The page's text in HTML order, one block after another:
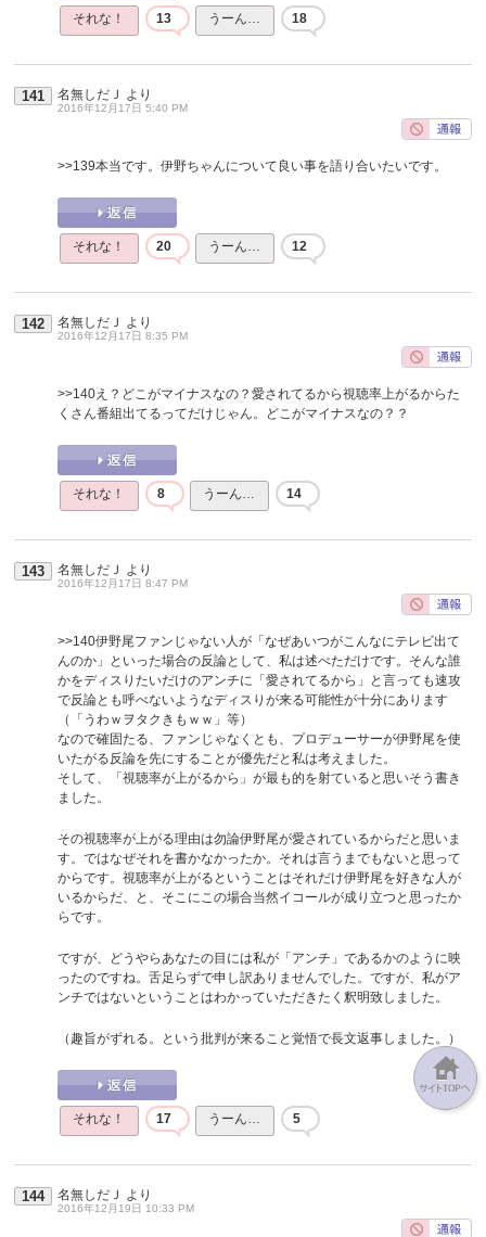
それな！ 13 うーん… 18
141 名無しだＪ より
2016年12月17日 5:40 PM
>>139本当です。伊野ちゃんについて良い事を語り合いたいです。
それな！ 20 うーん… 12
142 名無しだＪ より
2016年12月17日 8:35 PM
>>140え？どこがマイナスなの？愛されてるから視聴率上がるからた
くさん番組出てるってだけじゃん。どこがマイナスなの？？
それな！ 8 うーん… 14
143 名無しだＪ より
2016年12月17日 8:47 PM
>>140伊野尾ファンじゃない人が「なぜあいつがこんなにテレビ出て
んのか」といった場合の反論として、私は述べただけです。そんな誰
かをディスりたいだけのアンチに「愛されてるから」と言っても速攻
で反論とも呼べないようなディスりが来る可能性が十分にあります
（「うわｗヲタクきもｗｗ」等）
なので確固たる、ファンじゃなくとも、プロデューサーが伊野尾を使
いたがる反論を先にすることが優先だと私は考えました。
そして、「視聴率が上がるから」が最も的を射ていると思いそう書き
ました。
その視聴率が上がる理由は勿論伊野尾が愛されているからだと思いま
す。ではなぜそれを書かなかったか。それは言うまでもないと思って
からです。視聴率が上がるということはそれだけ伊野尾を好きな人が
いるからだ、と、そこにこの場合当然イコールが成り立つと思ったか
らです。
ですが、どうやらあなたの目には私が「アンチ」であるかのように映
ったのですね。舌足らずで申し訳ありませんでした。ですが、私がア
ンチではないということはわかっていただきたく釈明致しました。
（趣旨がずれる。という批判が来ること覚悟で長文返事しました。）
それな！ 17 うーん… 5
144 名無しだＪ より
2016年12月19日 10:33 PM